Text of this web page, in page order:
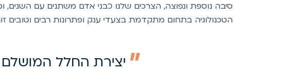
סיבה נוספת ונפוצה, הצרכים שלנו כבני אדם משתנים עם השנים,
הטכנולוגיה בתחום מתקדמת בצעדי ענק ופתרונות רבים
יצירת החלל המושלם